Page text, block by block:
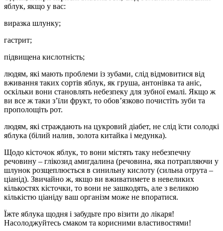
яблук, якщо у вас:
виразка шлунку;
гастрит;
підвищена кислотність;
людям, які мають проблеми із зубами, слід відмовитися від
вживання таких сортів яблук, як груша, антонівка та аніс,
оскільки вони становлять небезпеку для зубної емалі. Якщо ж
ви все ж таки з’їли фрукт, то обов’язково почистіть зуби та
прополощіть рот.
людям, які страждають на цукровий діабет, не слід їсти солодкі
яблука (білий налив, золота китайка і медунка).
Щодо кісточок яблук, то вони містять таку небезпечну
речовину – глікозид амигдалина (речовина, яка потрапляючи у
шлунок розщеплюється в синильну кислоту (сильна отрута –
ціанід). Звичайно ж, якщо ви вживатимете в невеликих
кількостях кісточки, то вони не зашкодять, але з великою
кількістю ціаніду ваш організм може не впоратися.
Їжте яблука щодня і забудьте про візити до лікаря!
Насолоджуйтесь смаком та корисними властивостями!